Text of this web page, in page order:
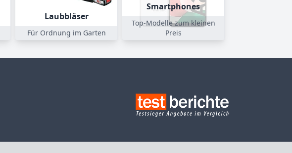
Laubbläser
Für Ordnung im Garten
Smartphones
Top-Modelle zum kleinen
Preis